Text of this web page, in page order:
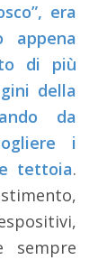
era
appena
di più
della
da
i
tettoia.
sempre